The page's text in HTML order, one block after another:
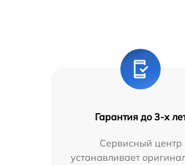
Гарантия до 3-х
Сервисный центр
устанавливает